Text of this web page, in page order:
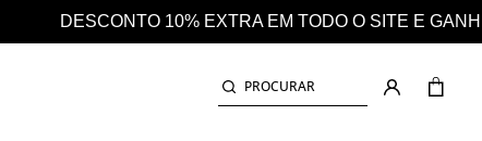
O SITE E GANHE AINDA 25% EM CASHBACK EM
PROCURAR